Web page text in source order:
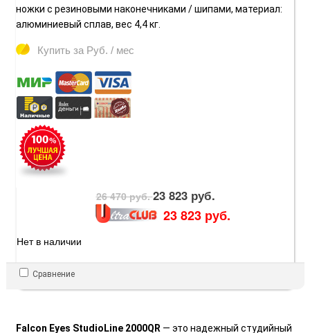
ножки с резиновыми наконечниками / шипами, материал:
алюминиевый сплав, вес 4,4 кг.
Купить за Руб. / мес
26 470 руб.23 823 руб.
23 823 руб.
Нет в наличии
Сравнение
Falcon Eyes StudioLine 2000QR — это надежный студийный